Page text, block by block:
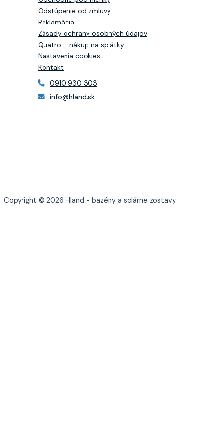
Odstúpenie od zmluvy
Reklamácia
Zásady ochrany osobných údajov
Quatro – nákup na splátky
Nastavenia cookies
Kontakt
0910 930 303
info@hland.sk
Copyright © 2026 Hland - bazény a solárne zostavy